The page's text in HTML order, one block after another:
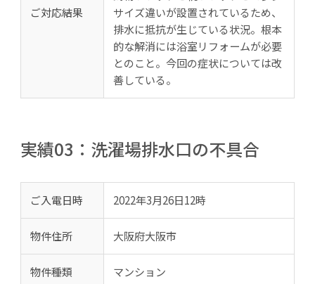
ご対応結果
サイズ違いが設置されているため、
排水に抵抗が生じている状況。根本
的な解消には浴室リフォームが必要
とのこと。今回の症状については改
善している。
実績03：洗濯場排水口の不具合
ご入電日時 2022年3月26日12時
物件住所 大阪府大阪市
物件種類 マンション